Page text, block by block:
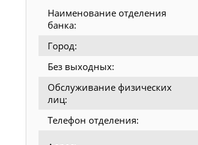
Наименование отделения
банка:
Город:
Без выходных:
Обслуживание физических
лиц:
Телефон отделения: